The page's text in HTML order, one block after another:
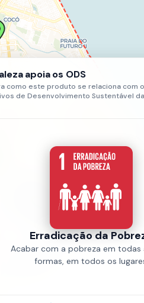
Núcleo de Mediação de
Núcleo de Mediação de
Fonte: SESEC
2023